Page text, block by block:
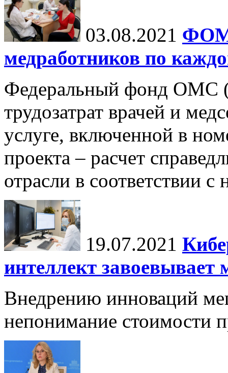
03.08.2021
медработников по
Федеральный фонд ОМС
трудозатрат врачей и
услуге, включенной в
проекта – расчет
отрасли в соответствии
19.07.2021
интеллект завоевывает
Внедрению инноваций
непонимание стоимости